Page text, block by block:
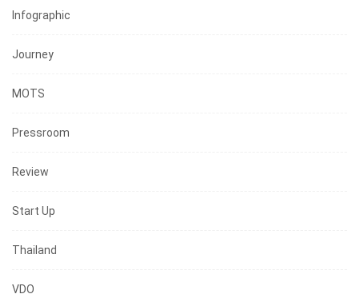
Infographic
Journey
MOTS
Pressroom
Review
Start Up
Thailand
VDO